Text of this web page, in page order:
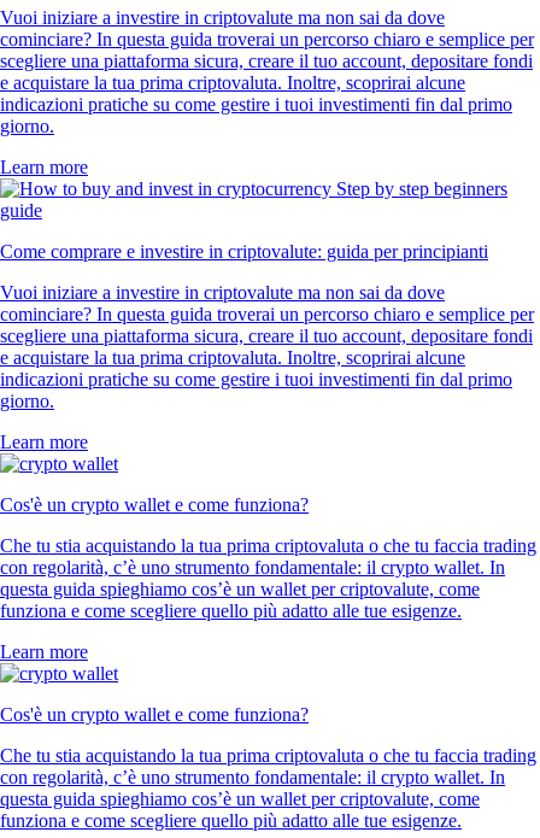
Vuoi iniziare a investire in criptovalute ma non sai da dove
cominciare? In questa guida troverai un percorso chiaro e semplice per
scegliere una piattaforma sicura, creare il tuo account, depositare fondi
e acquistare la tua prima criptovaluta. Inoltre, scoprirai alcune
indicazioni pratiche su come gestire i tuoi investimenti fin dal primo
giorno.
Learn more
Come comprare e investire in criptovalute: guida per principianti
Vuoi iniziare a investire in criptovalute ma non sai da dove
cominciare? In questa guida troverai un percorso chiaro e semplice per
scegliere una piattaforma sicura, creare il tuo account, depositare fondi
e acquistare la tua prima criptovaluta. Inoltre, scoprirai alcune
indicazioni pratiche su come gestire i tuoi investimenti fin dal primo
giorno.
Learn more
Cos'è un crypto wallet e come funziona?
Che tu stia acquistando la tua prima criptovaluta o che tu faccia trading
con regolarità, c’è uno strumento fondamentale: il crypto wallet. In
questa guida spieghiamo cos’è un wallet per criptovalute, come
funziona e come scegliere quello più adatto alle tue esigenze.
Learn more
Cos'è un crypto wallet e come funziona?
Che tu stia acquistando la tua prima criptovaluta o che tu faccia trading
con regolarità, c’è uno strumento fondamentale: il crypto wallet. In
questa guida spieghiamo cos’è un wallet per criptovalute, come
funziona e come scegliere quello più adatto alle tue esigenze.